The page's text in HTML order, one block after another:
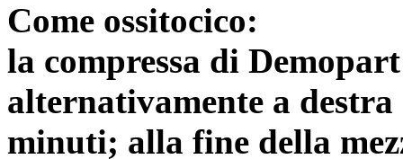
Come ossitocico:
la compressa di
alternativamente a
minuti; alla fine della